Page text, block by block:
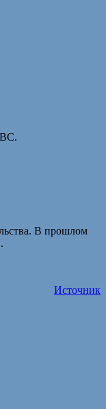
В прошлом
Источник